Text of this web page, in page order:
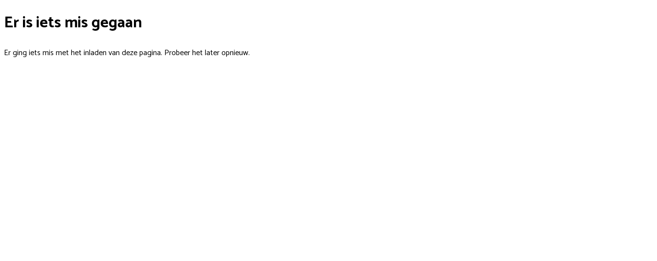
Er is iets mis gegaan
Er ging iets mis met het inladen van deze pagina. Probeer het later opnieuw.